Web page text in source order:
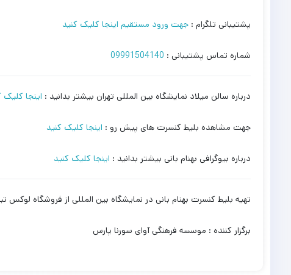
پشتیبانی تلگرام : جهت ورود مستقیم اینجا کلیک کنید
شماره تماس پشتیبانی : 09991504140
درباره سالن میلاد نمایشگاه بین المللی تهران بیشتر بدانید : اینجا کلیک
جهت مشاهده بلیط کنسرت های پیش رو : اینجا کلیک کنید
درباره بیوگرافی بهنام بانی بیشتر بدانید : اینجا کلیک کنید
تهیه بلیط کنسرت بهنام بانی در نمایشگاه بین المللی از فروشگاه
برگزار کننده : موسسه فرهنگی آوای سورنا پارس